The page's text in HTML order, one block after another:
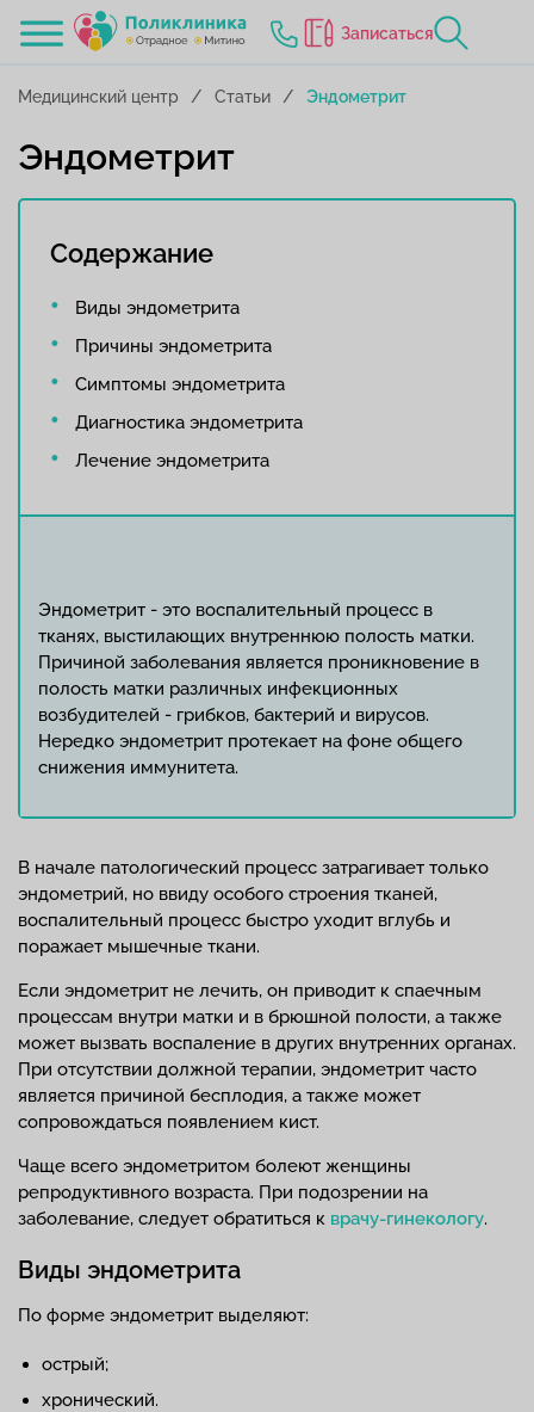
Записаться
Медицинский центр Статьи Эндометрит
Эндометрит
Содержание
Виды эндометрита
Причины эндометрита
Симптомы эндометрита
Диагностика эндометрита
Лечение эндометрита
Эндометрит - это воспалительный процесс в
тканях, выстилающих внутреннюю полость матки.
Причиной заболевания является проникновение в
полость матки различных инфекционных
возбудителей - грибков, бактерий и вирусов.
Нередко эндометрит протекает на фоне общего
снижения иммунитета.
В начале патологический процесс затрагивает только
эндометрий, но ввиду особого строения тканей,
воспалительный процесс быстро уходит вглубь и
поражает мышечные ткани.
Если эндометрит не лечить, он приводит к спаечным
процессам внутри матки и в брюшной полости, а также
может вызвать воспаление в других внутренних органах.
При отсутствии должной терапии, эндометрит часто
является причиной бесплодия, а также может
сопровождаться появлением кист.
Чаще всего эндометритом болеют женщины
репродуктивного возраста. При подозрении на
заболевание, следует обратиться к врачу-гинекологу.
Виды эндометрита
По форме эндометрит выделяют:
острый;
хронический.